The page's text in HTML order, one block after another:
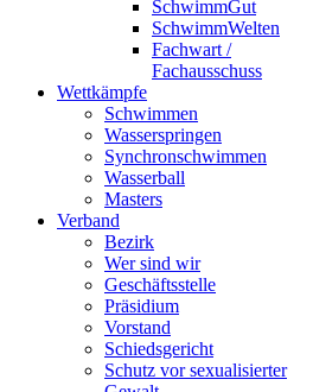
SchwimmGut
SchwimmWelten
Fachwart /
Fachausschuss
Wettkämpfe
Schwimmen
Wasserspringen
Synchronschwimmen
Wasserball
Masters
Verband
Bezirk
Wer sind wir
Geschäftsstelle
Präsidium
Vorstand
Schiedsgericht
Schutz vor sexualisierter